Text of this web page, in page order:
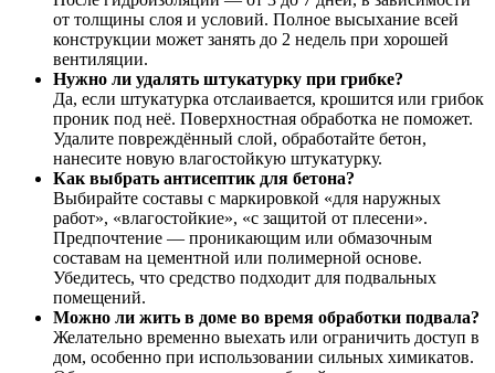
от толщины слоя и условий. Полное высыхание всей
конструкции может занять до 2 недель при хорошей
вентиляции.
Нужно ли удалять штукатурку при грибке?
Да, если штукатурка отслаивается, крошится или грибок
проник под неё. Поверхностная обработка не поможет.
Удалите повреждённый слой, обработайте бетон,
нанесите новую влагостойкую штукатурку.
Как выбрать антисептик для бетона?
Выбирайте составы с маркировкой «для наружных
работ», «влагостойкие», «с защитой от плесени».
Предпочтение — проникающим или обмазочным
составам на цементной или полимерной основе.
Убедитесь, что средство подходит для подвальных
помещений.
Можно ли жить в доме во время обработки подвала?
Желательно временно выехать или ограничить доступ в
дом, особенно при использовании сильных химикатов.